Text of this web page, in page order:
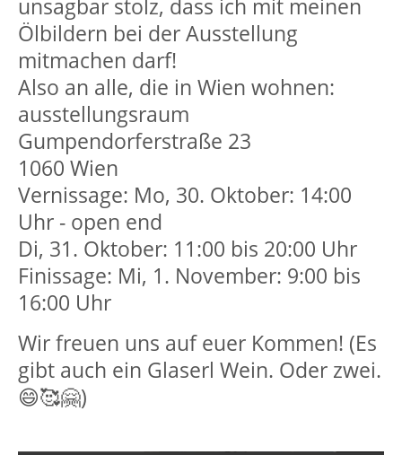
Get in touch
Cybersteel Inc.
376-293 City Road, Suite 600
San Francisco, CA 94102
Have any questions?
+44 1234 567 890
Drop us a line
info@yourdomain.com
About us
Lorem ipsum dolor sit amet, consectetuer
adipiscing elit.
Aenean commodo ligula eget dolor. Aenean
unsagbar stolz, dass ich mit meinen
Ölbildern bei der Ausstellung
mitmachen darf!
Also an alle, die in Wien wohnen:
ausstellungsraum
Gumpendorferstraße 23
1060 Wien
Vernissage: Mo, 30. Oktober: 14:00
Uhr - open end
Di, 31. Oktober: 11:00 bis 20:00 Uhr
Finissage: Mi, 1. November: 9:00 bis
16:00 Uhr
Wir freuen uns auf euer Kommen! (Es
gibt auch ein Glaserl Wein. Oder zwei.
😄🥰🤗)